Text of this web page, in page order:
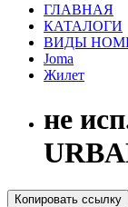
ГЛАВНАЯ
КАТАЛОГИ
ВИДЫ
Joma
Жилет
не
Копировать ссылку